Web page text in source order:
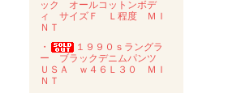
ック オールコットンボデ
ィ サイズＦ Ｌ程度 ＭＩ
ＮＴ
・
１９９０ｓラングラ
ー ブラックデニムパンツ
ＵＳＡ ｗ４６Ｌ３０ ＭＩ
ＮＴ